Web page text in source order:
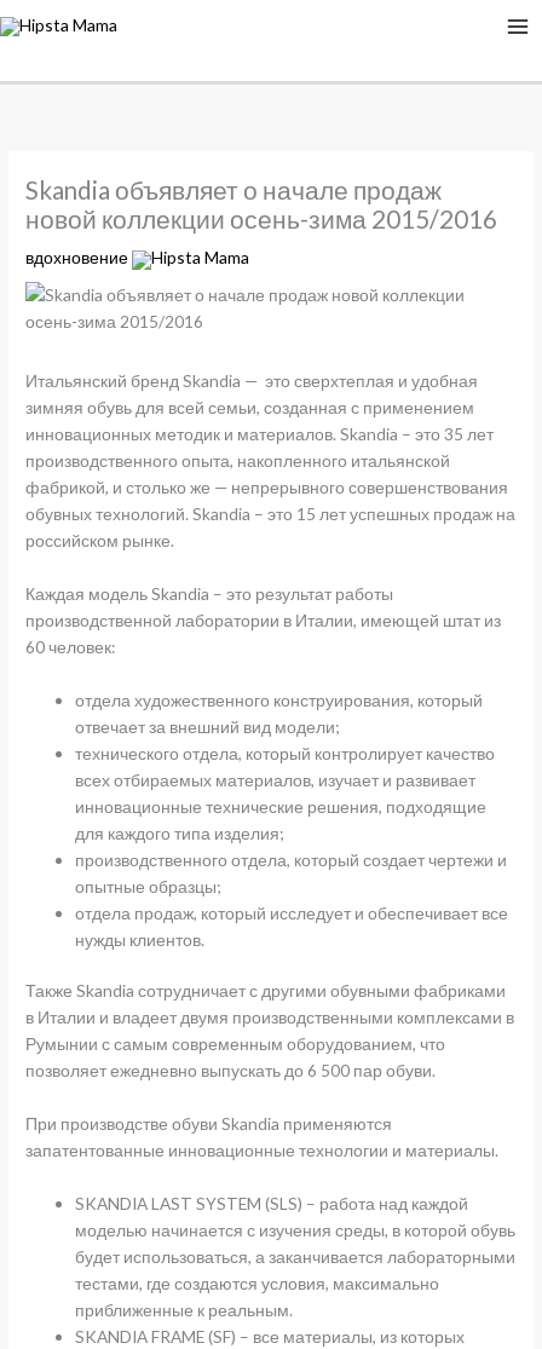
Skandia объявляет о начале продаж
новой коллекции осень-зима 2015/2016
вдохновение Hipsta Mama
Итальянский бренд Skandia — это сверхтеплая и удобная
зимняя обувь для всей семьи, созданная с применением
инновационных методик и материалов. Skandia – это 35 лет
производственного опыта, накопленного итальянской
фабрикой, и столько же — непрерывного совершенствования
обувных технологий. Skandia – это 15 лет успешных продаж на
российском рынке.
Каждая модель Skandia – это результат работы
производственной лаборатории в Италии, имеющей штат из
60 человек:
отдела художественного конструирования, который
отвечает за внешний вид модели;
технического отдела, который контролирует качество
всех отбираемых материалов, изучает и развивает
инновационные технические решения, подходящие
для каждого типа изделия;
производственного отдела, который создает чертежи и
опытные образцы;
отдела продаж, который исследует и обеспечивает все
нужды клиентов.
Также Skandia сотрудничает с другими обувными фабриками
в Италии и владеет двумя производственными комплексами в
Румынии с самым современным оборудованием, что
позволяет ежедневно выпускать до 6 500 пар обуви.
При производстве обуви Skandia применяются
запатентованные инновационные технологии и материалы.
SKANDIA LAST SYSTEM (SLS) – работа над каждой
моделью начинается с изучения среды, в которой обувь
будет использоваться, а заканчивается лабораторными
тестами, где создаются условия, максимально
приближенные к реальным.
SKANDIA FRAME (SF) – все материалы, из которых